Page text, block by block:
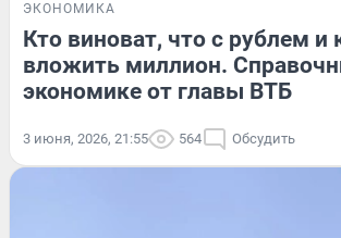
ЭКОНОМИКА
Кто виноват, что с рублем и
вложить миллион.
экономике от главы ВТБ
3 июня, 2026, 21:55 564 Обсудить